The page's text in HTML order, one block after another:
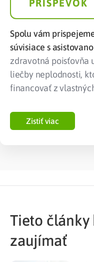
PRÍSPEVOK
Spolu vám
súvisiace s
zdravotná poisťovňa
liečby neplodnosti,
financovať z
Zistiť viac
Tieto články
zaujímať